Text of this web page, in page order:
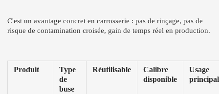
C'est un avantage concret en carrosserie : pas de rinçage, pas de
risque de contamination croisée, gain de temps réel en production.
Produit
Type
de
buse
Réutilisable
Calibre
disponible
Usage
principal